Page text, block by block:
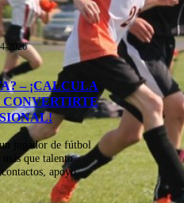
2026
– ¡CALCULA
CONVERTIRTE
jugador de fútbol
que talento
apoyo,